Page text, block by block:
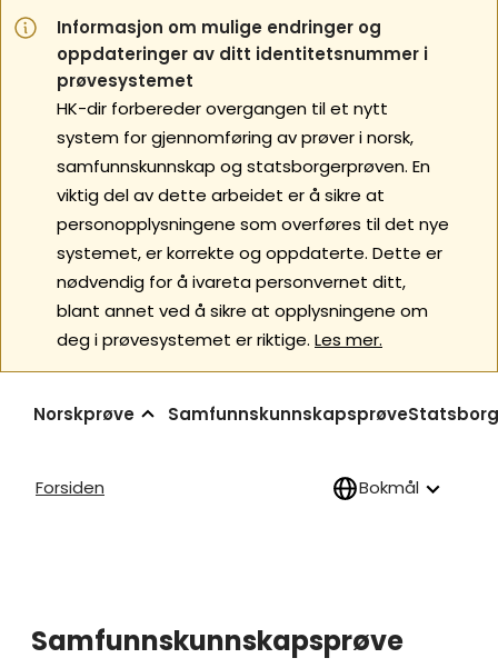
Informasjon om mulige endringer og
oppdateringer av ditt identitetsnummer i
prøvesystemet
HK-dir forbereder overgangen til et nytt
system for gjennomføring av prøver i norsk,
samfunnskunnskap og statsborgerprøven. En
viktig del av dette arbeidet er å sikre at
personopplysningene som overføres til det nye
systemet, er korrekte og oppdaterte. Dette er
nødvendig for å ivareta personvernet ditt,
blant annet ved å sikre at opplysningene om
deg i prøvesystemet er riktige. Les mer.
Norskprøve Samfunnskunnskapsprøve
Forsiden Bokmål
Samfunnskunnskapsprøve